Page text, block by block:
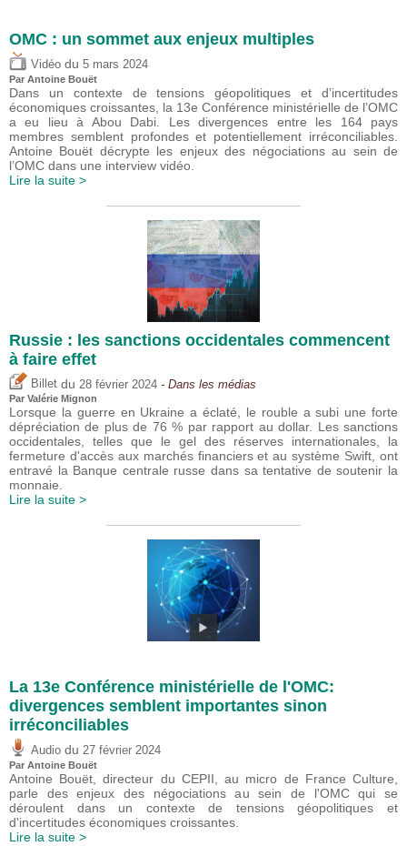
OMC : un sommet aux enjeux multiples
Vidéo du 5 mars 2024
Par Antoine Bouët
Dans un contexte de tensions géopolitiques et d’incertitudes
économiques croissantes, la 13e Conférence ministérielle de l’OMC
a eu lieu à Abou Dabi. Les divergences entre les 164 pays
membres semblent profondes et potentiellement irréconciliables.
Antoine Bouët décrypte les enjeux des négociations au sein de
l’OMC dans une interview vidéo.
Lire la suite >
Russie : les sanctions occidentales commencent
à faire effet
Billet du 28 février 2024 - Dans les médias
Par Valérie Mignon
Lorsque la guerre en Ukraine a éclaté, le rouble a subi une forte
dépréciation de plus de 76 % par rapport au dollar. Les sanctions
occidentales, telles que le gel des réserves internationales, la
fermeture d'accès aux marchés financiers et au système Swift, ont
entravé la Banque centrale russe dans sa tentative de soutenir la
monnaie.
Lire la suite >
La 13e Conférence ministérielle de l'OMC:
divergences semblent importantes sinon
irréconciliables
Audio du 27 février 2024
Par Antoine Bouët
Antoine Bouët, directeur du CEPII, au micro de France Culture,
parle des enjeux des négociations au sein de l'OMC qui se
déroulent dans un contexte de tensions géopolitiques et
d'incertitudes économiques croissantes.
Lire la suite >